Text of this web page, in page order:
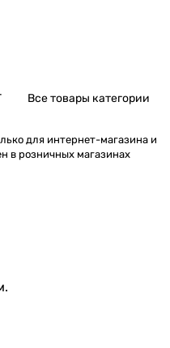
Все товары категории
для интернет-магазина и
в розничных магазинах